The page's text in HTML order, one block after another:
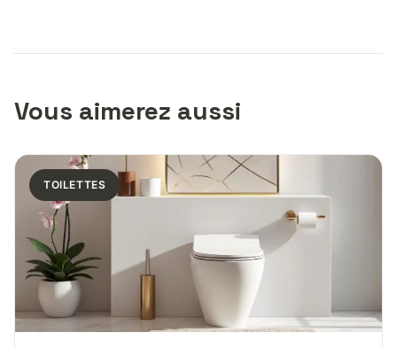
Vous aimerez aussi
TOILETTES